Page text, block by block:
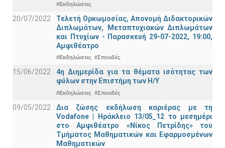
#Εκδηλώσεις
20/07/2022
Τελετή Ορκωμοσίας, Απονομή Διδακτορικών
Διπλωμάτων, Μεταπτυχιακών Διπλωμάτων
και Πτυχίων - Παρασκευή 29-07-2022, 19:00,
Αμφιθέατρο
#Εκδηλώσεις #Σπουδές
15/06/2022
4η Διημερίδα για τα θέματα ισότητας των
φύλων στην Επιστήμη των Η/Υ
#Εκδηλώσεις #Σπουδές
09/05/2022
Δια ζώσης εκδήλωση καριέρας με τη
Vodafone | Ηράκλειο 13/05_12 το μεσημέρι
στο Αμφιθέατρο «Νίκος Πετρίδης» του
Τμήματος Μαθηματικών και Εφαρμοσμένων
Μαθηματικών